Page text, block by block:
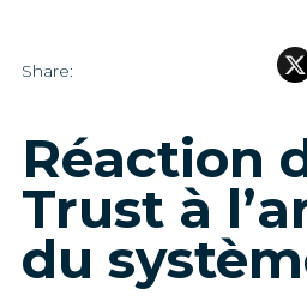
Share:
Réaction
Trust à
du